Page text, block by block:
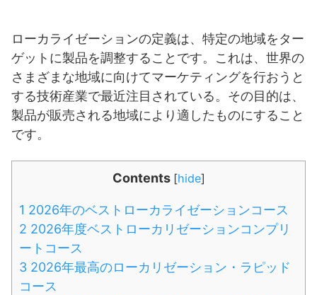
ローカライゼーションの定義は、特定の地域をター
ゲットに製品を調整することです。これは、世界の
さまざまな地域に向けてマーケティングを行おうと
する技術産業で最近注目されている。その目的は、
製品が販売される地域により適したものにすること
です。
Contents [hide]
1 2026年のベストローカライゼーションコース
2 2026年度ベストローカリゼーションコンプリ
ートコース
3 2026年最高のローカリゼーション・ラピッド
コース